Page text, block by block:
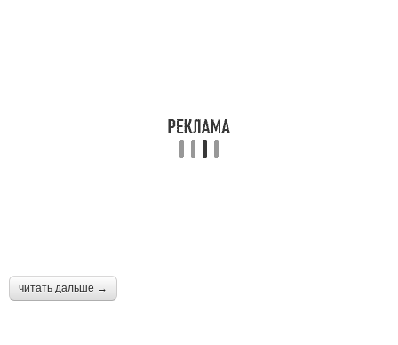
читать дальше →